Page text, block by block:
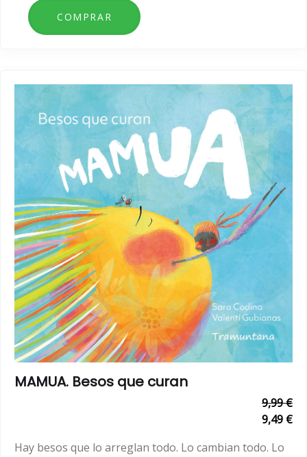
MAMUA. Besos que curan
9,99 €
9,49 €
Hay besos que lo arreglan todo. Lo cambian todo. Lo